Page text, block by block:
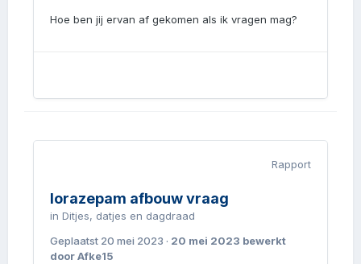
Hoe ben jij ervan af gekomen als ik vragen mag?
Rapport
lorazepam afbouw vraag
in Ditjes, datjes en dagdraad
Geplaatst 20 mei 2023 · 20 mei 2023 bewerkt
door Afke15